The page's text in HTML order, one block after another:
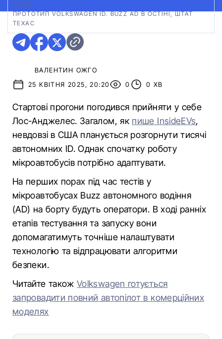
ФОТО:
ПРОТОТИП VOLKSWAGEN ID. BUZZ AD В ОСТІНІ, ШТАТ
ТЕХАС
ВАЛЕНТИН ОЖГО
25 КВІТНЯ 2025, 20:20
0 0 ХВ
Стартові прогони погодився прийняти у себе
Лос-Анджелес. Загалом, як пише InsideEVs,
невдовзі в США планується розгорнути тисячі
автономних ID. Однак спочатку роботу
мікроавтобусів потрібно адаптувати.
На перших порах під час тестів у
мікроавтобусах Buzz автономного водіння
(AD) на борту будуть оператори. В ході ранніх
етапів тестування та запуску вони
допомагатимуть точніше налаштувати
технологію та відпрацювати алгоритми
безпеки.
Читайте такожVolkswagen готується
запровадити повний автопілот в комерційних
моделях